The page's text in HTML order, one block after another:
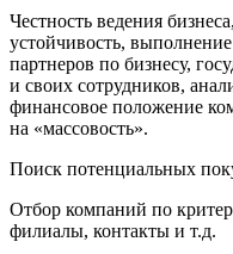
Честность ведения
устойчивость,
партнеров по бизнесу,
и своих сотрудников,
финансовое положение
на «массовость».
Поиск потенциальных
Отбор компаний по
филиалы, контакты и т.д.